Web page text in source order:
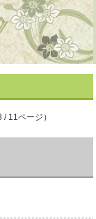
/ 11ページ）